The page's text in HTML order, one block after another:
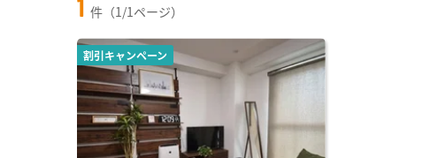
1 件（1/1ページ）
割引キャンペーン